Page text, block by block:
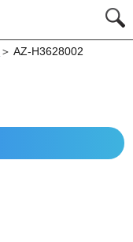
＞AZ-H3628002